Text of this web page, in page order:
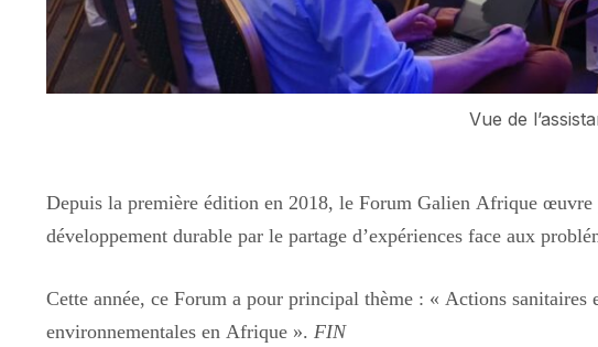
Vue de
Depuis la première édition en 2018, le Forum Galien Afrique œuvre
développement durable par le partage d’expériences face aux
Cette année, ce Forum a pour principal thème : « Actions
environnementales en Afrique ». FIN